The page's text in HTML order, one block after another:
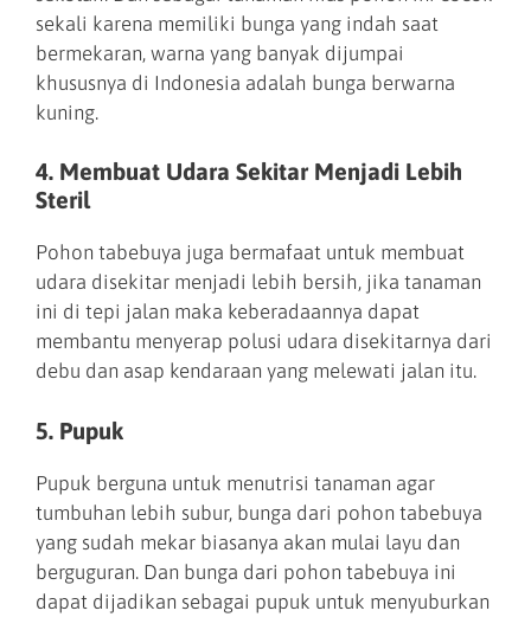
sekali karena memiliki bunga yang indah saat
bermekaran, warna yang banyak dijumpai
khususnya di Indonesia adalah bunga berwarna
kuning.
4. Membuat Udara Sekitar Menjadi Lebih
Steril
Pohon tabebuya juga bermafaat untuk membuat
udara disekitar menjadi lebih bersih, jika tanaman
ini di tepi jalan maka keberadaannya dapat
membantu menyerap polusi udara disekitarnya dari
debu dan asap kendaraan yang melewati jalan itu.
5. Pupuk
Pupuk berguna untuk menutrisi tanaman agar
tumbuhan lebih subur, bunga dari pohon tabebuya
yang sudah mekar biasanya akan mulai layu dan
berguguran. Dan bunga dari pohon tabebuya ini
dapat dijadikan sebagai pupuk untuk menyuburkan